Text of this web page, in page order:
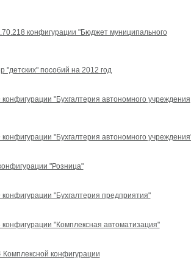
конфигурации "Бюджет муниципального
"детских" пособий на 2012 год
"Бухгалтерия автономного учреждения
"Бухгалтерия автономного
"Розница"
"Бухгалтерия предприятия"
"Комплексная автоматизация"
конфигурации